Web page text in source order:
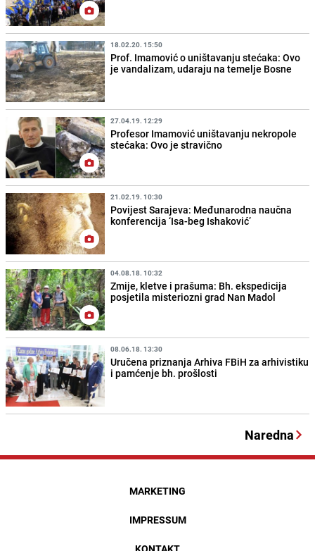
18.02.20. 15:50
Prof. Imamović o uništavanju stećaka: Ovo
je vandalizam, udaraju na temelje Bosne
27.04.19. 12:29
Profesor Imamović uništavanju nekropole
stećaka: Ovo je stravično
21.02.19. 10:30
Povijest Sarajeva: Međunarodna naučna
konferencija ‘Isa-beg Ishaković’
04.08.18. 10:32
Zmije, kletve i prašuma: Bh. ekspedicija
posjetila misteriozni grad Nan Madol
08.06.18. 13:30
Uručena priznanja Arhiva FBiH za arhivistiku
i pamćenje bh. prošlosti
Naredna
MARKETING
IMPRESSUM